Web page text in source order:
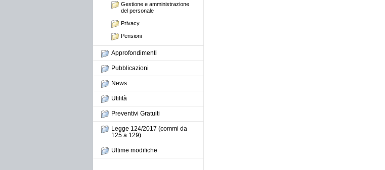
Gestione e amministrazione
del personale
Privacy
Pensioni
Approfondimenti
Pubblicazioni
News
Utilità
Preventivi Gratuiti
Legge 124/2017 (commi da
125 a 129)
Ultime modifiche